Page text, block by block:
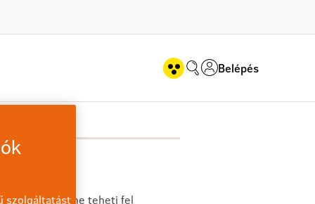
Belépés
online teheti fel
szolgáltatást